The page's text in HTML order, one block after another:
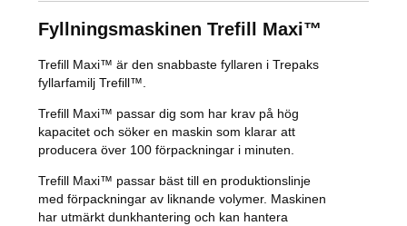
Fyllningsmaskinen Trefill Maxi™
Trefill Maxi™ är den snabbaste fyllaren i Trepaks
fyllarfamilj Trefill™.
Trefill Maxi™ passar dig som har krav på hög
kapacitet och söker en maskin som klarar att
producera över 100 förpackningar i minuten.
Trefill Maxi™ passar bäst till en produktionslinje
med förpackningar av liknande volymer. Maskinen
har utmärkt dunkhantering och kan hantera